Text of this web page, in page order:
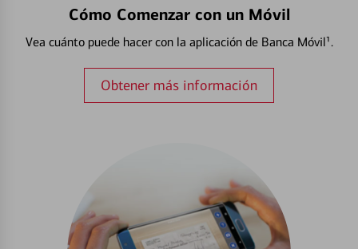
Cómo Comenzar con un Móvil
Vea cuánto puede hacer con la aplicación de Banca Móvil¹.
Obtener más información